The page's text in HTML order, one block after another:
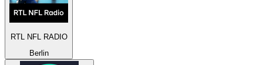
RTL NFL RADIO
Berlin